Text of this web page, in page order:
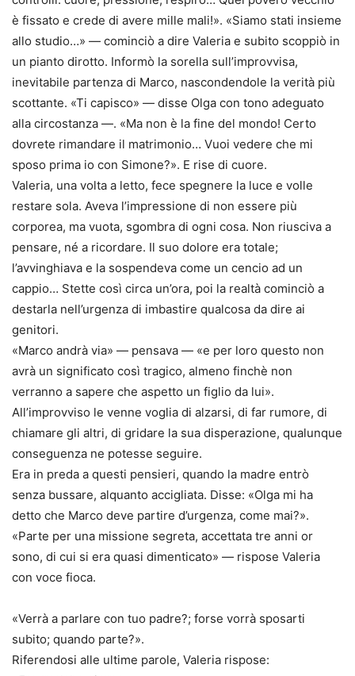
è fissato e crede di avere mille mali!». «Siamo stati insieme
allo studio…» — cominciò a dire Valeria e subito scoppiò in
un pianto dirotto. Informò la sorella sull’improvvisa,
inevitabile partenza di Marco, nascondendole la verità più
scottante. «Ti capisco» — disse Olga con tono adeguato
alla circostanza —. «Ma non è la fine del mondo! Certo
dovrete rimandare il matrimonio… Vuoi vedere che mi
sposo prima io con Simone?». E rise di cuore.
Valeria, una volta a letto, fece spegnere la luce e volle
restare sola. Aveva l’impressione di non essere più
corporea, ma vuota, sgombra di ogni cosa. Non riusciva a
pensare, né a ricordare. Il suo dolore era totale;
l’avvinghiava e la sospendeva come un cencio ad un
cappio… Stette così circa un’ora, poi la realtà cominciò a
destarla nell’urgenza di imbastire qualcosa da dire ai
genitori.
«Marco andrà via» — pensava — «e per loro questo non
avrà un significato così tragico, almeno finchè non
verranno a sapere che aspetto un figlio da lui».
All’improvviso le venne voglia di alzarsi, di far rumore, di
chiamare gli altri, di gridare la sua disperazione, qualunque
conseguenza ne potesse seguire.
Era in preda a questi pensieri, quando la madre entrò
senza bussare, alquanto accigliata. Disse: «Olga mi ha
detto che Marco deve partire d’urgenza, come mai?».
«Parte per una missione segreta, accettata tre anni or
sono, di cui si era quasi dimenticato» — rispose Valeria
con voce fioca.
«Verrà a parlare con tuo padre?; forse vorrà sposarti
subito; quando parte?».
Riferendosi alle ultime parole, Valeria rispose: